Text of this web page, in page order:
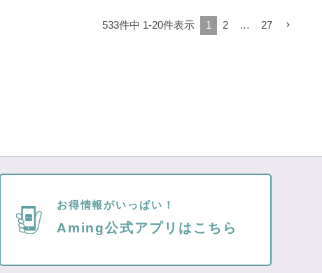
533件中 1-20件表示 1 2 … 27
お得情報がいっぱい！
Aming公式アプリはこちら